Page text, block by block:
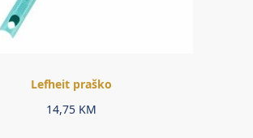
Lefheit praško
14,75 KM